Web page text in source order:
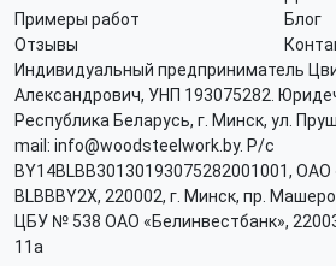
Примеры работ
Блог
Отзывы
Индивидуальный предприниматель
Александрович, УНП 193075282.
Республика Беларусь, г. Минск, ул.
mail: info@woodsteelwork.by. Р/с
BY14BLBB30130193075282001001, ОАО
BLBBBY2X, 220002, г. Минск, пр.
ЦБУ № 538 ОАО «Белинвестбанк»,
11а